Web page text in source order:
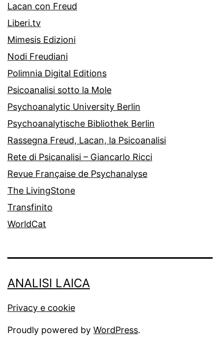
Lacan con Freud
Liberi.tv
Mimesis Edizioni
Nodi Freudiani
Polimnia Digital Editions
Psicoanalisi sotto la Mole
Psychoanalytic University Berlin
Psychoanalytische Bibliothek Berlin
Rassegna Freud, Lacan, la Psicoanalisi
Rete di Psicanalisi – Giancarlo Ricci
Revue Française de Psychanalyse
The LivingStone
Transfinito
WorldCat
ANALISI LAICA
Privacy e cookie
Proudly powered by WordPress.